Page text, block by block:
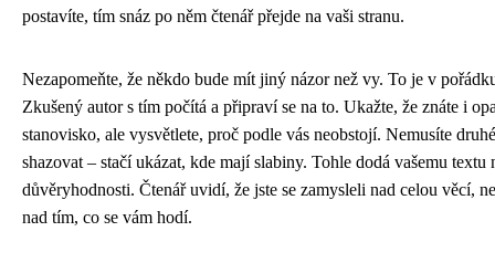
postavíte, tím snáz po něm čtenář přejde na vaši stranu.
Nezapomeňte, že někdo bude mít jiný názor než vy. To je v
Zkušený autor s tím počítá a připraví se na to. Ukažte, že znáte i
stanovisko, ale vysvětlete, proč podle vás neobstojí. Nemusíte druhé
shazovat – stačí ukázat, kde mají slabiny. Tohle dodá vašemu textu
důvěryhodnosti. Čtenář uvidí, že jste se zamysleli nad celou věcí,
nad tím, co se vám hodí.